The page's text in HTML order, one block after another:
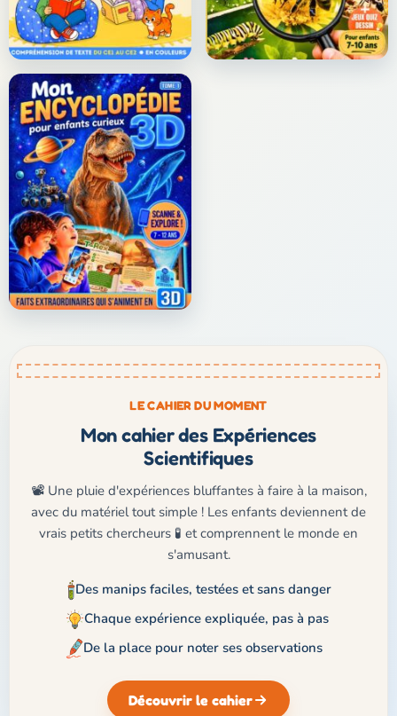
LE CAHIER DU MOMENT
Mon cahier des Expériences
Scientifiques
📽️ Une pluie d'expériences bluffantes à faire à la maison,
avec du matériel tout simple ! Les enfants deviennent de
vrais petits chercheurs 🧪 et comprennent le monde en
s'amusant.
Des manips faciles, testées et sans danger
Chaque expérience expliquée, pas à pas
De la place pour noter ses observations
Découvrir le cahier